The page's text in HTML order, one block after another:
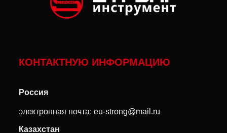
КОНТАКТНУЮ ИНФОРМАЦИЮ
Россия
электронная почта:eu-strong@mail.ru
Казахстан